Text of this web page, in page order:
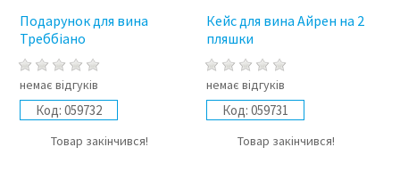
Подарунок для вина
Треббіано
немає відгуків
Код: 059732
Товар закінчився!
Кейс для вина Айрен на 2
пляшки
немає відгуків
Код: 059731
Товар закінчився!